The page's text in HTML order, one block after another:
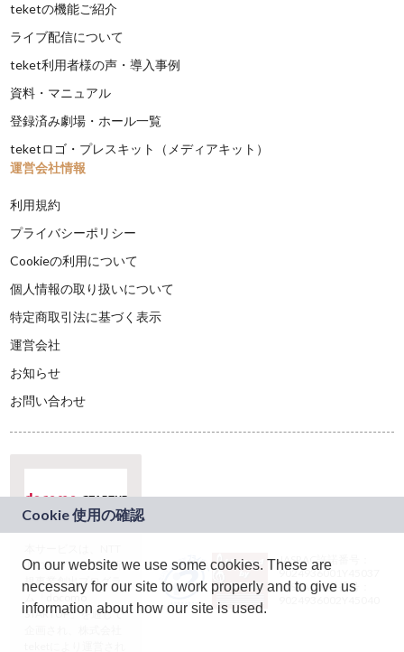
teketの機能ご紹介
ライブ配信について
teket利用者様の声・導入事例
資料・マニュアル
登録済み劇場・ホール一覧
teketロゴ・プレスキット（メディアキット）
運営会社情報
利用規約
プライバシーポリシー
Cookieの利用について
個人情報の取り扱いについて
特定商取引法に基づく表示
運営会社
お知らせ
お問い合わせ
ドコモグループの新
規事業創出プログラ
ム「docomo
STARTUP」を通じて
JASRAC許諾番号：
9024936001Y45037
JASRAC許諾番号：
On our website we use some cookies. These are
necessary for our site to work properly and to give us
information about how our site is used.